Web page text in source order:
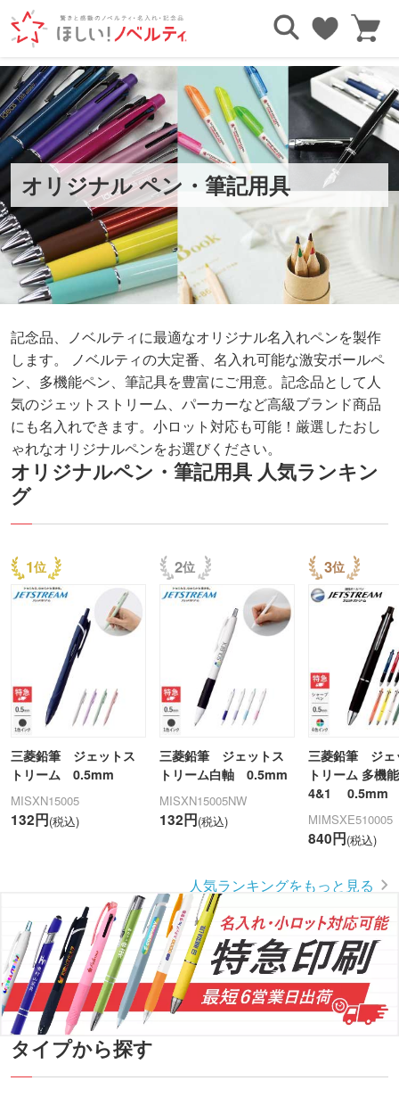
TOP ペン・筆記用具
オリジナル ペン・ 筆記用具
記念品、ノベルティに最適なオリジナル名入れペンを製作
します。 ノベルティの大定番、名入れ可能な激安ボールペ
ン、多機能ペン、筆記具を豊富にご用意。記念品として人
気のジェットストリーム、パーカーなど高級ブランド商品
にも名入れできます。小ロット対応も可能！厳選したおし
ゃれなオリジナルペンをお選びください。
オリジナルペン・筆記用具 人気ランキン
グ
1
三菱鉛筆 ジェットス
トリーム 0.5mm
MISXN15005
132円(税込)
2
三菱鉛筆 ジェットス
トリーム白軸 0.5mm
MISXN15005NW
132円(税込)
3
三菱鉛筆 ジェ
トリーム 多機
4&1 0.5mm
MIMSXE510005
840円(税込)
人気ランキングをもっと見る
タイプから探す